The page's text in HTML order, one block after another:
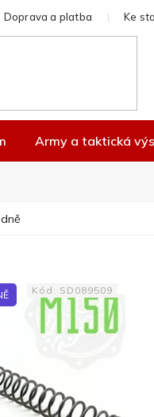
Doprava a platba Ke
Army a taktická
Kód: SD089509